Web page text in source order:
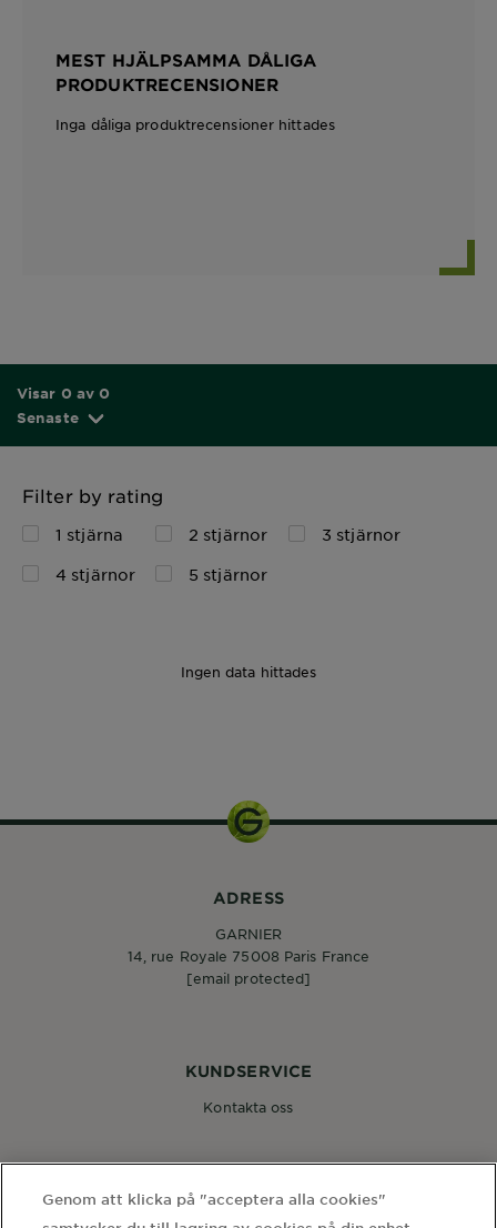
MEST HJÄLPSAMMA DÅLIGA
PRODUKTRECENSIONER
Inga dåliga produktrecensioner hittades
Visar 0 av 0
Senaste
Filter by rating
1 stjärna 2 stjärnor
3 stjärnor
4 stjärnor
5 stjärnor
Ingen data hittades
KUNDSERVICE
Kontakta oss
ADRESS
GARNIER
14, rue Royale 75008 Paris France
[email protected]
Genom att klicka på "acceptera alla cookies"